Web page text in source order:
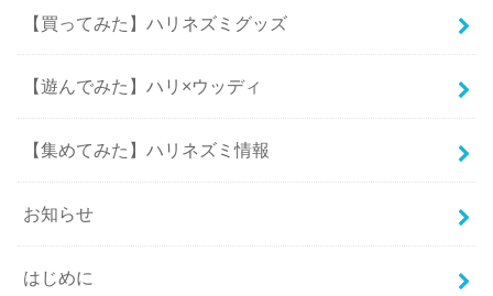
【買ってみた】ハリネズミグッズ
【遊んでみた】ハリ×ウッディ
【集めてみた】ハリネズミ情報
お知らせ
はじめに